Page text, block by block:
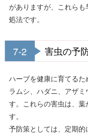
がありますが、これら
処法です。
7-2 害虫の予
ハーブを健康に育てる
ラムシ、ハダニ、アザ
す。これらの害虫は、
す。
予防策としては、定期